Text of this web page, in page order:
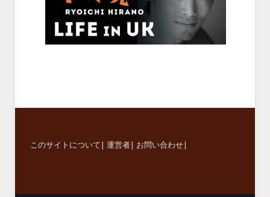
このサイトについて| 運営者| お問い合わせ|